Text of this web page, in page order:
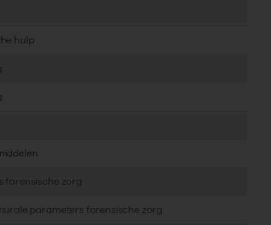
hulp
forensische zorg
parameters forensische zorg